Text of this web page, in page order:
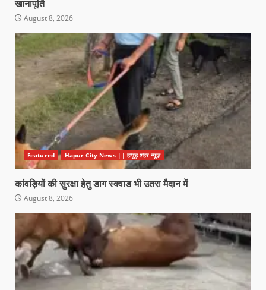
खानापूर्ति
August 8, 2026
Featured Hapur City News || हापुड़ शहर न्यूज़
कांवड़ियों की सुरक्षा हेतु डाग स्क्वाड भी उतरा मैदान में
August 8, 2026